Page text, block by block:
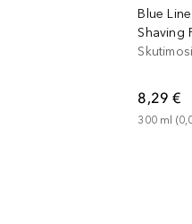
Blue Line
Shaving
8,29 €
300 ml (